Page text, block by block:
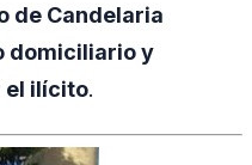
de Candelaria
domiciliario y
el ilícito.